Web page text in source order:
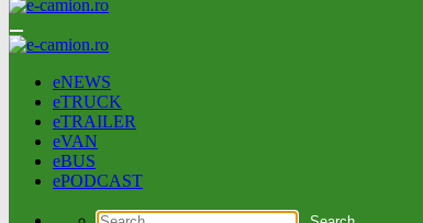
eNEWS
eTRUCK
eTRAILER
eVAN
eBUS
ePODCAST